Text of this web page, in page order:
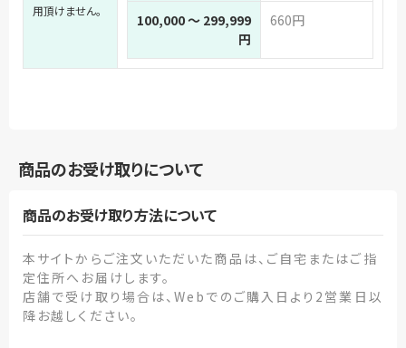
用頂けません。
100,000 ～ 299,999
円
660円
商品のお受け取りについて
商品のお受け取り方法について
本サイトからご注文いただいた商品は、ご自宅またはご指
定住所へお届けします。
店舗で受け取り場合は、Webでのご購入日より2営業日以
降お越しください。